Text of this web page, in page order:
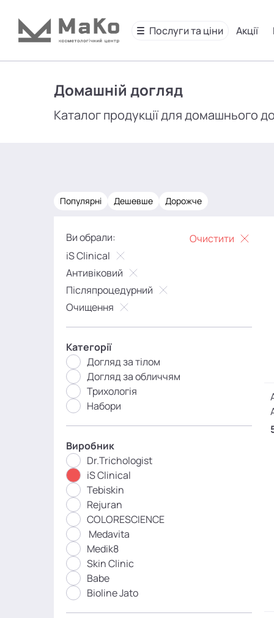
Послуги та ціни Акції
Домашній догляд
Каталог продукції для домашнього
Популярні Дешевше Дорожче
Ви обрали:
Очистити
iS Clinical
Антивіковий
Післяпроцедурний
Очищення
Категорії
Догляд за тілом
Догляд за обличчям
Трихологія
Набори
Виробник
Dr.Trichologist
iS Clinical
Tebiskin
Rejuran
COLORESCIENCE
Medavita
Medik8
Skin Clinic
Babe
Bioline Jato